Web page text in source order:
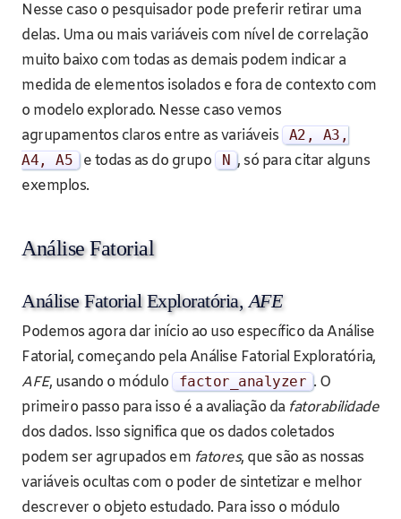
Nesse caso o pesquisador pode preferir retirar uma
delas. Uma ou mais variáveis com nível de correlação
muito baixo com todas as demais podem indicar a
medida de elementos isolados e fora de contexto com
o modelo explorado. Nesse caso vemos
agrupamentos claros entre as variáveis
A2 , A3 ,
A4, A5 e todas as do grupo N , só para citar alguns
exemplos.
Análise Fatorial
Análise Fatorial Exploratória,AFE
Podemos agora dar início ao uso específico da Análise
Fatorial, começando pela Análise Fatorial Exploratória,
AFE, usando o módulo factor_analyzer . O
primeiro passo para isso é a avaliação da fatorabilidade
dos dados. Isso significa que os dados coletados
podem ser agrupados em fatores, que são as nossas
variáveis ocultas com o poder de sintetizar e melhor
descrever o objeto estudado. Para isso o módulo